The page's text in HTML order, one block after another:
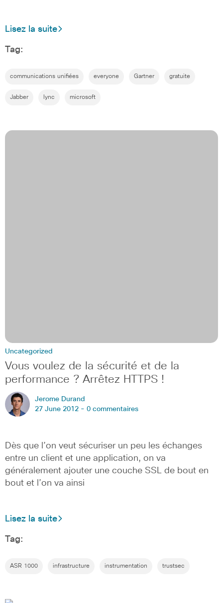
Lisez la suite
Tag:
communications unifiées everyone Gartner gratuite
Jabber lync microsoft
Uncategorized
Vous voulez de la sécurité et de la
performance ? Arrêtez HTTPS !
Jerome Durand
27 June 2012 - 0 commentaires
Dès que l’on veut sécuriser un peu les échanges
entre un client et une application, on va
généralement ajouter une couche SSL de bout en
bout et l’on va ainsi
Lisez la suite
Tag:
ASR 1000 infrastructure instrumentation trustsec